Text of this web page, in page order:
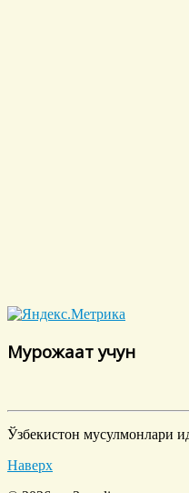
Мурожаат учун
Ўзбекистон мусулмонлари
Наверх